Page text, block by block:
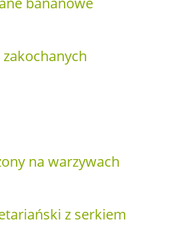
na warzywach
z serkiem